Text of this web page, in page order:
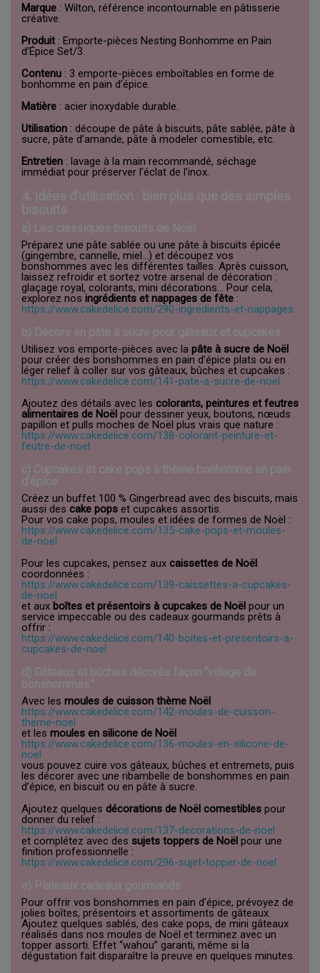
Marque : Wilton, référence incontournable en pâtisserie
créative.
Produit: Emporte-pièces Nesting Bonhomme en Pain
d’Épice Set/3.
Contenu : 3 emporte-pièces emboîtables en forme de
bonhomme en pain d’épice.
Matière : acier inoxydable durable.
Utilisation : découpe de pâte à biscuits, pâte sablée, pâte à
sucre, pâte d’amande, pâte à modeler comestible, etc.
Entretien : lavage à la main recommandé, séchage
immédiat pour préserver l’éclat de l’inox.
Préparez une pâte sablée ou une pâte à biscuits épicée
(gingembre, cannelle, miel…) et découpez vos
bonshommes avec les différentes tailles. Après cuisson,
laissez refroidir et sortez votre arsenal de décoration :
glaçage royal, colorants, mini décorations… Pour cela,
explorez nos ingrédients et nappages de fête :
https://www.cakedelice.com/290-ingredients-et-nappages
Utilisez vos emporte-pièces avec la pâte à sucre de Noël
pour créer des bonshommes en pain d’épice plats ou en
léger relief à coller sur vos gâteaux, bûches et cupcakes :
https://www.cakedelice.com/141-pate-a-sucre-de-noel
Ajoutez des détails avec les colorants, peintures et feutres
alimentaires de Noël pour dessiner yeux, boutons, nœuds
papillon et pulls moches de Noël plus vrais que nature :
https://www.cakedelice.com/138-colorant-peinture-et-
feutre-de-noel
Créez un buffet 100 % Gingerbread avec des biscuits, mais
aussi des cake pops et cupcakes assortis.
Pour vos cake pops, moules et idées de formes de Noël :
https://www.cakedelice.com/135-cake-pops-et-moules-
de-noel
Pour les cupcakes, pensez aux caissettes de Noël
coordonnées :
https://www.cakedelice.com/139-caissettes-a-cupcakes-
de-noel
et aux boîtes et présentoirs à cupcakes de Noël pour un
service impeccable ou des cadeaux gourmands prêts à
offrir :
https://www.cakedelice.com/140-boites-et-presentoirs-a-
cupcakes-de-noel
Avec les moules de cuisson thème Noël
https://www.cakedelice.com/142-moules-de-cuisson-
theme-noel
et les moules en silicone de Noël
https://www.cakedelice.com/136-moules-en-silicone-de-
noel
vous pouvez cuire vos gâteaux, bûches et entremets, puis
les décorer avec une ribambelle de bonshommes en pain
d’épice, en biscuit ou en pâte à sucre.
Ajoutez quelques décorations de Noël comestibles pour
donner du relief :
https://www.cakedelice.com/137-decorations-de-noel
et complétez avec des sujets toppers de Noël pour une
finition professionnelle :
https://www.cakedelice.com/296-sujet-topper-de-noel
Pour offrir vos bonshommes en pain d’épice, prévoyez de
jolies boîtes, présentoirs et assortiments de gâteaux.
Ajoutez quelques sablés, des cake pops, de mini gâteaux
réalisés dans nos moules de Noël et terminez avec un
topper assorti. Effet “wahou” garanti, même si la
dégustation fait disparaître la preuve en quelques minutes.